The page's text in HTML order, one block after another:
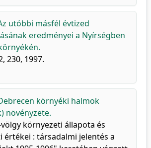
utóbbi másfél évtized
eredményei a Nyírségben
230, 1997.
környéki halmok
növényzete.
völgy környezeti állapota és
értékei : társadalmi jelentés a